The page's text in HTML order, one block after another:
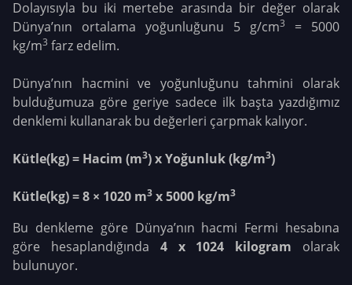
Dolayısıyla bu iki mertebe arasında bir değer olarak
Dünya’nın ortalama yoğunluğunu 5 g/cm3
= 5000
kg/m3 farz edelim.
Dünya’nın hacmini ve yoğunluğunu tahmini olarak
bulduğumuza göre geriye sadece ilk başta yazdığımız
denklemi kullanarak bu değerleri çarpmak kalıyor.
Kütle(kg) = Hacim (m3) x Yoğunluk (kg/m3)
Kütle(kg) = 8 × 1020 m3 x 5000 kg/m3
Bu denkleme göre Dünya’nın hacmi Fermi hesabına
göre hesaplandığında 4 x 1024 kilogram olarak
bulunuyor.